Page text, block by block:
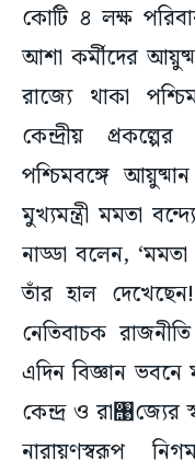
কোটি ৪ লক্ষ
আশা কর্মীদের
রাজ্যে থাকা
কেন্দ্রীয়
পশ্চিমবঙ্গে
মুখ্যমন্ত্রী মমতা
নাড্ডা বলেন, ‘মমতা
তাঁর হাল
নেতিবাচক
এদিন বিজ্ঞান ভবনে
কেন্দ্র ও রা঩জ্যের
নারায়ণস্বরূপ